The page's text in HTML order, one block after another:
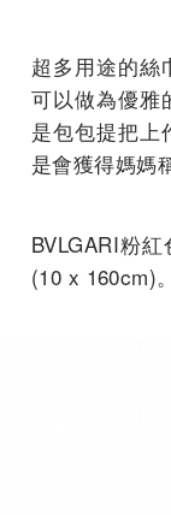
超多用途的絲
可以做為優雅
是包包提把上
是會獲得媽媽
BVLGARI粉
(10 x 160cm)。